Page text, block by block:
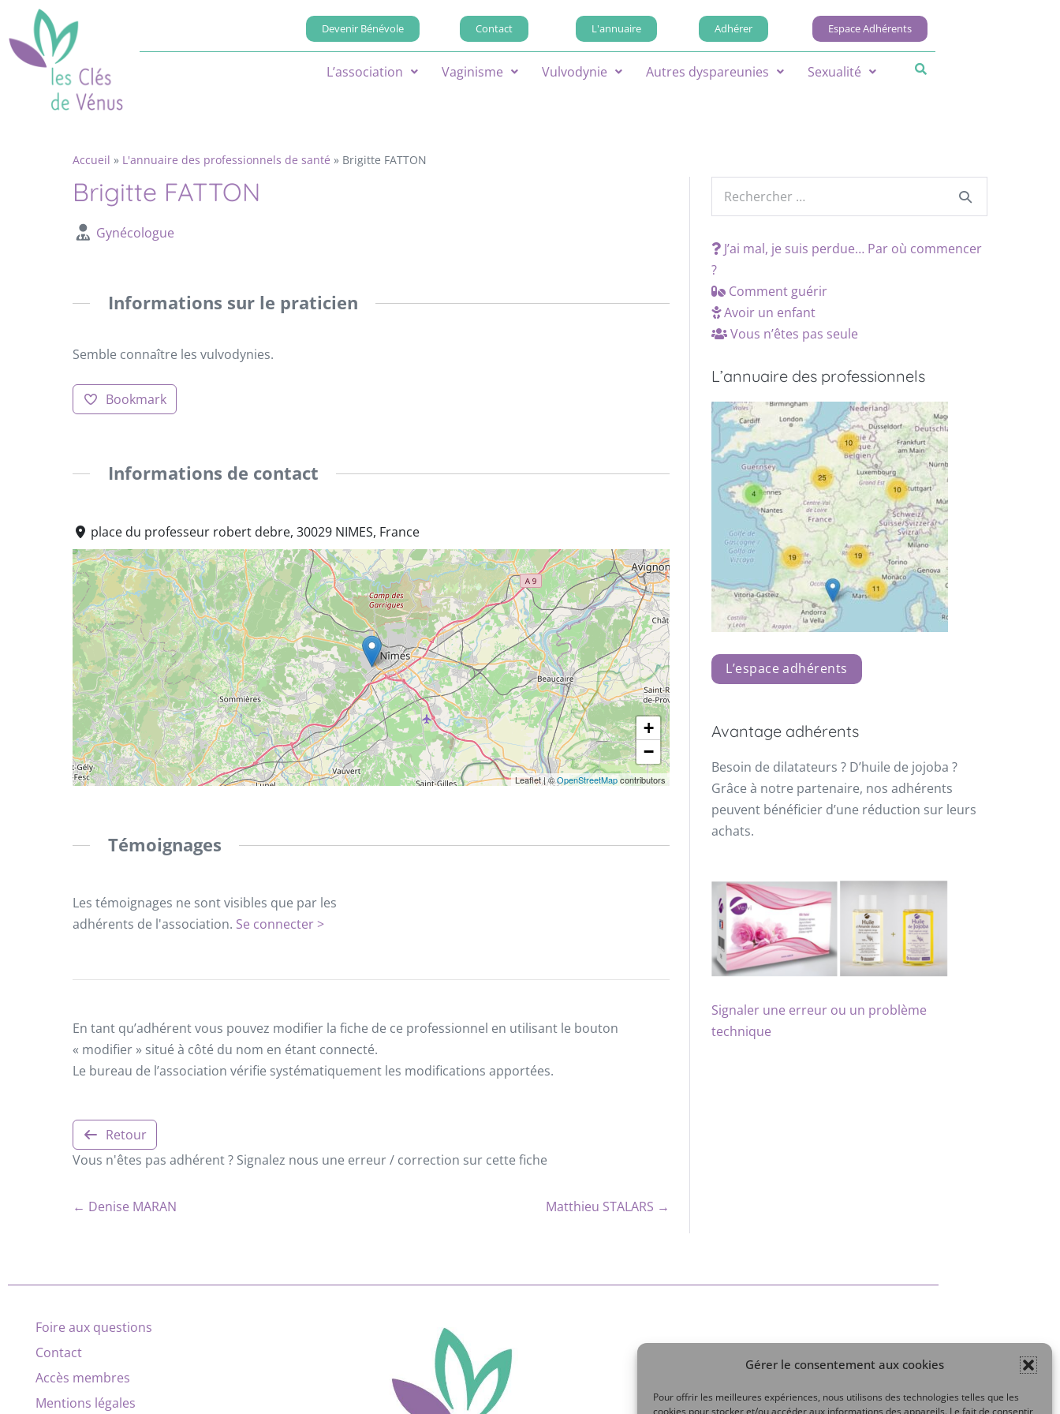
Gérer le consentement aux cookies
Pour offrir les meilleures expériences, nous utilisons des technologies telles que les
cookies pour stocker et/ou accéder aux informations des appareils. Le fait de consentir
Devenir Bénévole Contact L'annuaire Adhérer Espace Adhérents
L’association Vaginisme Vulvodynie Autres dyspareunies Sexualité
Accueil » L'annuaire des professionnels de santé » Brigitte FATTON
Brigitte FATTON
Gynécologue
Informations sur le praticien
Semble connaître les vulvodynies.
Bookmark
Informations de contact
place du professeur robert debre, 30029 NIMES, France
+
−
Leaflet|©OpenStreetMapcontributors
Témoignages
Les témoignages ne sont visibles que par les
adhérents de l'association. Se connecter >
En tant qu’adhérent vous pouvez modifier la fiche de ce professionnel en utilisant le bouton
« modifier » situé à côté du nom en étant connecté.
Le bureau de l’association vérifie systématiquement les modifications apportées.
Retour
Vous n'êtes pas adhérent ? Signalez nous une erreur / correction sur cette fiche
← Denise MARAN Matthieu STALARS →
J’ai mal, je suis perdue… Par où commencer
?
Comment guérir
Avoir un enfant
Vous n’êtes pas seule
L’annuaire des professionnels
L’espace adhérents
Avantage adhérents
Besoin de dilatateurs ? D’huile de jojoba ?
Grâce à notre partenaire, nos adhérents
peuvent bénéficier d’une réduction sur leurs
achats.
Signaler une erreur ou un problème
technique
Foire aux questions
Contact
Accès membres
Mentions légales
Mon compte